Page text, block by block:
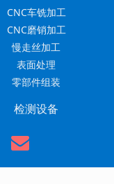
CNC车铣加工
CNC磨销加工
慢走丝加工
表面处理
零部件组装
检测设备